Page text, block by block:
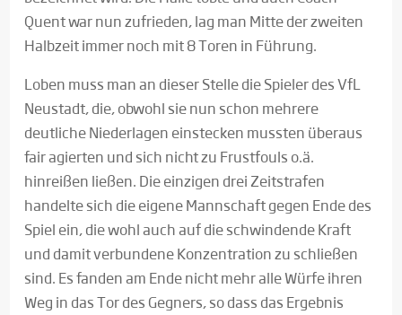
Quent war nun zufrieden, lag man Mitte der zweiten
Halbzeit immer noch mit 8 Toren in Führung.
Loben muss man an dieser Stelle die Spieler des VfL
Neustadt, die, obwohl sie nun schon mehrere
deutliche Niederlagen einstecken mussten überaus
fair agierten und sich nicht zu Frustfouls o.ä.
hinreißen ließen. Die einzigen drei Zeitstrafen
handelte sich die eigene Mannschaft gegen Ende des
Spiel ein, die wohl auch auf die schwindende Kraft
und damit verbundene Konzentration zu schließen
sind. Es fanden am Ende nicht mehr alle Würfe ihren
Weg in das Tor des Gegners, so dass das Ergebnis